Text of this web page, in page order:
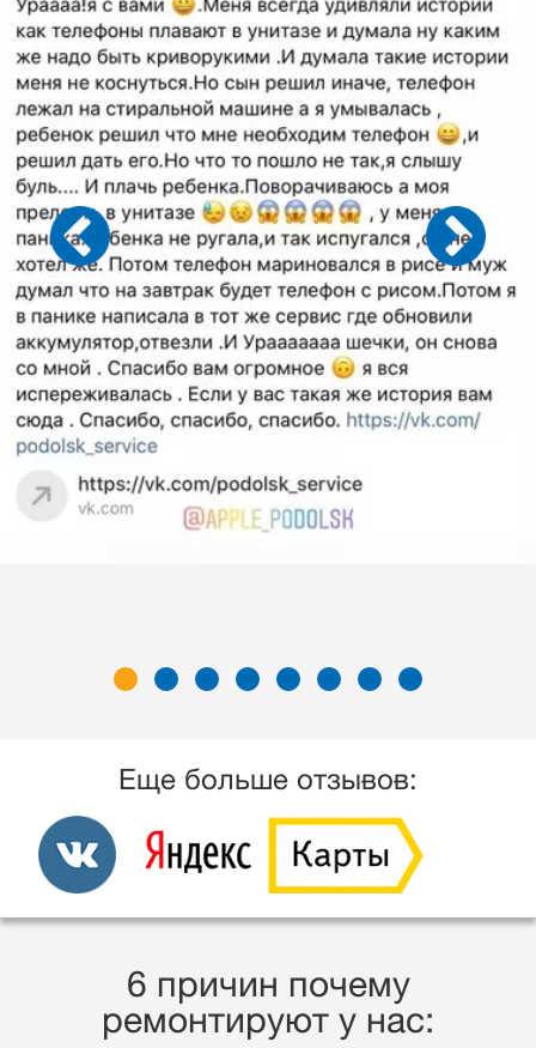
Еще больше отзывов:
6 причин почему
ремонтируют у нас: